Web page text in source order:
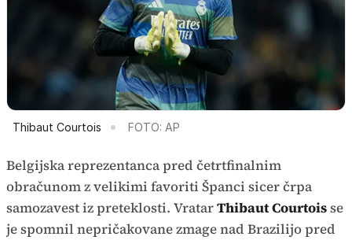
Thibaut Courtois FOTO: AP
Belgijska reprezentanca pred četrtfinalnim
obračunom z velikimi favoriti Španci sicer črpa
samozavest iz preteklosti. VratarThibaut Courtoisse
je spomnil nepričakovane zmage nad Brazilijo pred